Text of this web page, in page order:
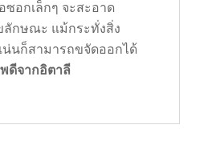
ซอกเล็กๆ จะสะอาด
กษณะ แม้กระทั่งสิ่ง
นก็สามารถขจัดออกได้
ดีจากอิตาลี